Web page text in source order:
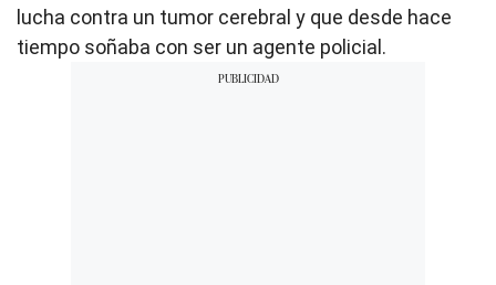
lucha contra un tumor cerebral y que desde hace
tiempo soñaba con ser un agente policial.